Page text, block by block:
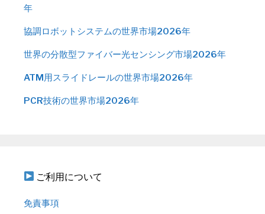
年
協調ロボットシステムの世界市場2026年
世界の分散型ファイバー光センシング市場2026年
ATM用スライドレールの世界市場2026年
PCR技術の世界市場2026年
ご利用について
免責事項